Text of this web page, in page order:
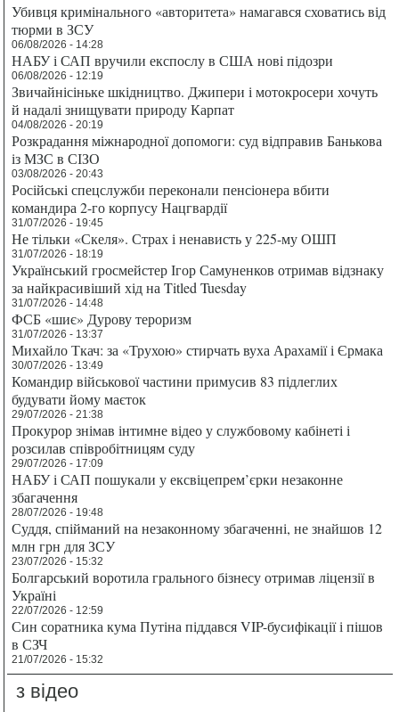
Убивця кримінального «авторитета» намагався сховатись від
тюрми в ЗСУ
06/08/2026 - 14:28
НАБУ і САП вручили експослу в США нові підозри
06/08/2026 - 12:19
Звичайнісіньке шкідництво. Джипери і мотокросери хочуть
й надалі знищувати природу Карпат
04/08/2026 - 20:19
Розкрадання міжнародної допомоги: суд відправив Банькова
із МЗС в СІЗО
03/08/2026 - 20:43
Російські спецслужби переконали пенсіонера вбити
командира 2-го корпусу Нацгвардії
31/07/2026 - 19:45
Не тільки «Скеля». Страх і ненависть у 225-му ОШП
31/07/2026 - 18:19
Український гросмейстер Ігор Самуненков отримав відзнаку
за найкрасивіший хід на Titled Tuesday
31/07/2026 - 14:48
ФСБ «шиє» Дурову тероризм
31/07/2026 - 13:37
Михайло Ткач: за «Трухою» стирчать вуха Арахамії і Єрмака
30/07/2026 - 13:49
Командир військової частини примусив 83 підлеглих
будувати йому маєток
29/07/2026 - 21:38
Прокурор знімав інтимне відео у службовому кабінеті і
розсилав співробітницям суду
29/07/2026 - 17:09
НАБУ і САП пошукали у ексвіцепрем’єрки незаконне
збагачення
28/07/2026 - 19:48
Суддя, спійманий на незаконному збагаченні, не знайшов 12
млн грн для ЗСУ
23/07/2026 - 15:32
Болгарський воротила грального бізнесу отримав ліцензії в
Україні
22/07/2026 - 12:59
Син соратника кума Путіна піддався VIP-бусифікації і пішов
в СЗЧ
21/07/2026 - 15:32
з відео